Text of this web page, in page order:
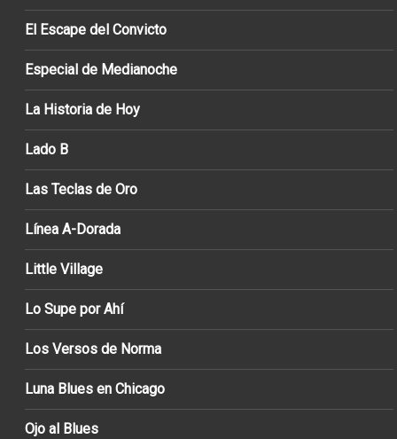
El Escape del Convicto
Especial de Medianoche
La Historia de Hoy
Lado B
Las Teclas de Oro
Línea A-Dorada
Little Village
Lo Supe por Ahí
Los Versos de Norma
Luna Blues en Chicago
Ojo al Blues